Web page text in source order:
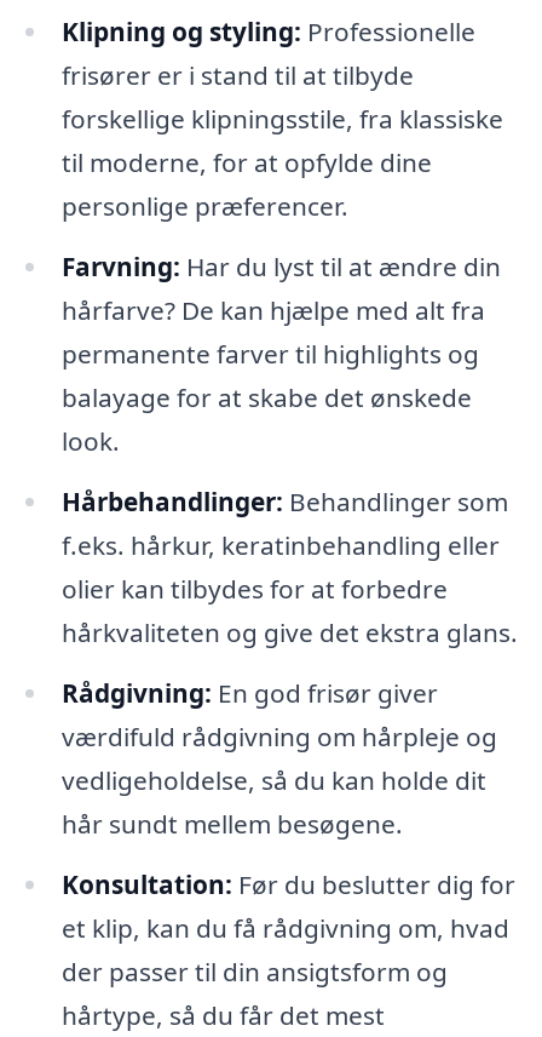
Klipning og styling: Professionelle
frisører er i stand til at tilbyde
forskellige klipningsstile, fra klassiske
til moderne, for at opfylde dine
personlige præferencer.
Farvning: Har du lyst til at ændre din
hårfarve? De kan hjælpe med alt fra
permanente farver til highlights og
balayage for at skabe det ønskede
look.
Hårbehandlinger: Behandlinger som
f.eks. hårkur, keratinbehandling eller
olier kan tilbydes for at forbedre
hårkvaliteten og give det ekstra glans.
Rådgivning: En god frisør giver
værdifuld rådgivning om hårpleje og
vedligeholdelse, så du kan holde dit
hår sundt mellem besøgene.
Konsultation: Før du beslutter dig for
et klip, kan du få rådgivning om, hvad
der passer til din ansigtsform og
hårtype, så du får det mest